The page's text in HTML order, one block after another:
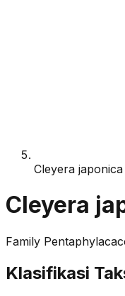
Cleyera japonica
Cleyera
Family
Klasifikasi